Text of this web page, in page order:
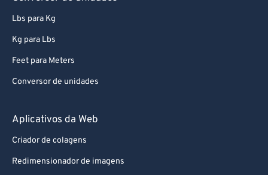
Lbs para Kg
Kg para Lbs
Feet para Meters
Conversor de unidades
Aplicativos da Web
Criador de colagens
Redimensionador de imagens